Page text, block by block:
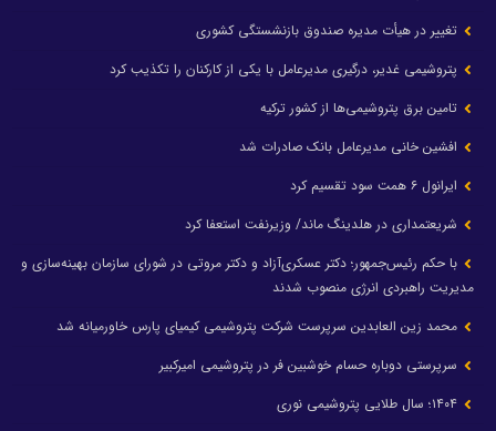
تغییر در هیأت مدیره صندوق بازنشستگی کشوری
پتروشیمی غدیر، درگیری مدیرعامل با یکی از کارکنان را تکذیب کرد
تامین برق پتروشیمی‌ها از کشور ترکیه
افشین خانی مدیرعامل بانک صادرات شد
ایرانول ۶ همت سود تقسیم کرد
شریعتمداری در هلدینگ ماند/ وزیرنفت استعفا کرد
با حکم رئیس‌جمهور؛ دکتر عسکری‌آزاد و دکتر مروتی در شورای سازمان بهینه‌سازی و
مدیریت راهبردی انرژی منصوب شدند
محمد زین العابدین سرپرست شرکت پتروشیمی کیمیای پارس خاورمیانه شد
سرپرستی دوباره حسام خوشبین فر در پتروشیمی امیرکبیر